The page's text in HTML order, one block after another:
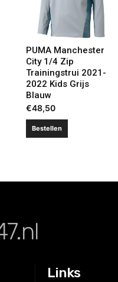
PUMA Manchester
City 1/4 Zip
Trainingstrui 2021-
2022 Kids Grijs
Blauw
€48,50
Bestellen
Links